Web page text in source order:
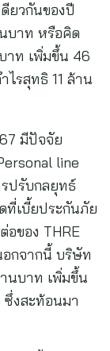
ยวกันของปี
บาท หรือคิด
าท เพิ่มขึ้น 46
รสุทธิ 11 ล้าน
มีปัจจัย
line
ปรับกลยุทธ์
ที่เบี้ยประกันภัย
ของ THRE
อกจากนี้ บริษัท
นบาท เพิ่มขึ้น
ซึ่งสะท้อนมา